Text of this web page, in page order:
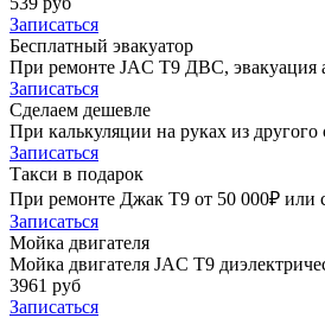
Записаться
Бесплатный эвакуатор
При ремонте JAC T9 ДВС, эвакуация
Записаться
Сделаем дешевле
При калькуляции на руках из
Записаться
Такси в подарок
При ремонте Джак Т9 от 50 000₽ или
Записаться
Мойка двигателя
Мойка двигателя JAC T9
3961 руб
Записаться